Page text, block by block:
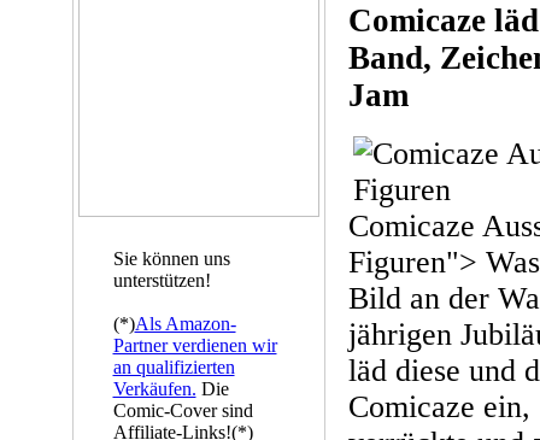
Sie können uns
unterstützen!
(*)Als Amazon-
Partner verdienen wir
an qualifizierten
Verkäufen. Die
Comic-Cover sind
Affiliate-Links!(*)
Comicaze
Band,
Jam
Comicaze
Figuren">
Bild an der
jährigen
läd diese und
Comicaze